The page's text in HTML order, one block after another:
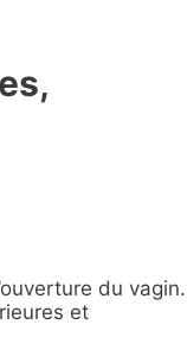
du vagin.
et